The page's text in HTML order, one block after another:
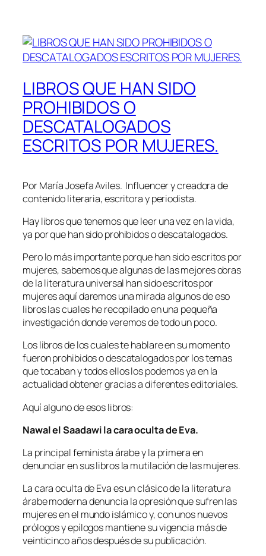
LIBROS QUE HAN SIDO
PROHIBIDOS O
DESCATALOGADOS
ESCRITOS POR MUJERES.
Por María Josefa Aviles. Influencer y creadora de
contenido literaria, escritora y periodista.
Hay libros que tenemos que leer una vez en la vida,
ya por que han sido prohibidos o descatalogados.
Pero lo más importante porque han sido escritos por
mujeres, sabemos que algunas de las mejores obras
de la literatura universal han sido escritos por
mujeres aquí daremos una mirada algunos de eso
libros las cuales he recopilado en una pequeña
investigación donde veremos de todo un poco.
Los libros de los cuales te hablare en su momento
fueron prohibidos o descatalogados por los temas
que tocaban y todos ellos los podemos ya en la
actualidad obtener gracias a diferentes editoriales.
Aquí alguno de esos libros:
Nawal el Saadawi la cara oculta de Eva.
La principal feminista árabe y la primera en
denunciar en sus libros la mutilación de las mujeres.
La cara oculta de Eva es un clásico de la literatura
árabe moderna denuncia la opresión que sufren las
mujeres en el mundo islámico y, con unos nuevos
prólogos y epílogos mantiene su vigencia más de
veinticinco años después de su publicación.